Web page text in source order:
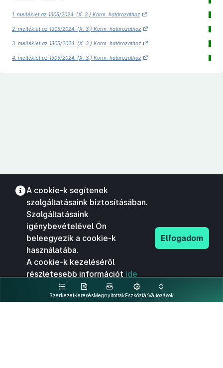
1. melléklet az 1305/2024. (X. 3.) Korm. határozathoz
2. melléklet az 1305/2024. (X. 3.) Korm. határozathoz
3. melléklet az 1305/2024. (X. 3.) Korm. határozathoz
4. melléklet az 1305/2024. (X. 3.) Korm. határozathoz
SzerkezetKeresésMegnyitottakEszköztárVáltozások
A cookie-k segítenek
szolgáltatásaink biztosításában.
Szolgáltatásaink
igénybevételével Ön
beleegyezik a cookie-k
használatába.
A cookie-k kezeléséről
részletesebb információt ide
kattintva olvashat.
Elfogadom